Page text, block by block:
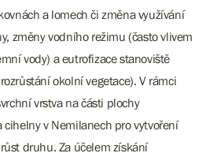
a lomech či změna využívání
změny vodního režimu (často vlivem
vody) a eutrofizace stanoviště
okolní vegetace). V rámci
vrstva na části plochy
cihelny v Nemilanech pro vytvoření
druhu. Za účelem získání